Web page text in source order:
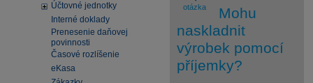
Účtovné jednotky
Interné doklady
Prenesenie daňovej
povinnosti
Časové rozlíšenie
eKasa
otázka
Mohu
naskladnit
výrobek pomocí
příjemky?